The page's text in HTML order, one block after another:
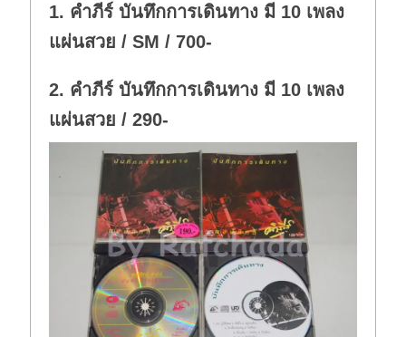
n
1. คำภีร์ บันทึกการเดินทาง มี 10 เพลง
แผ่นสวย / SM / 700-
2. คำภีร์ บันทึกการเดินทาง มี 10 เพลง
แผ่นสวย / 290-